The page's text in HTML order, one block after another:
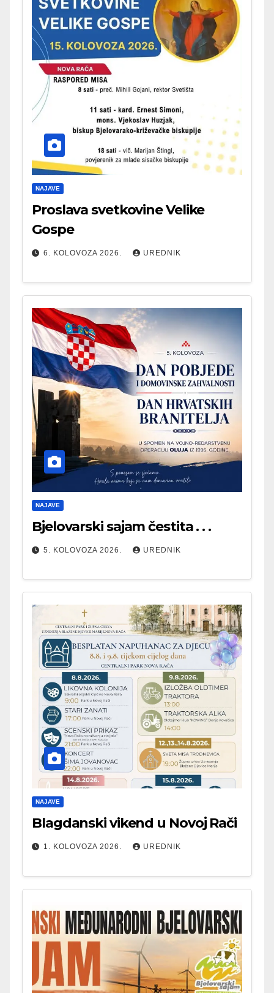
NAJAVE
Proslava svetkovine Velike
Gospe
6. KOLOVOZA 2026. UREDNIK
NAJAVE
Bjelovarski sajam čestita . . .
5. KOLOVOZA 2026. UREDNIK
NAJAVE
Blagdanski vikend u Novoj Rači
1. KOLOVOZA 2026. UREDNIK